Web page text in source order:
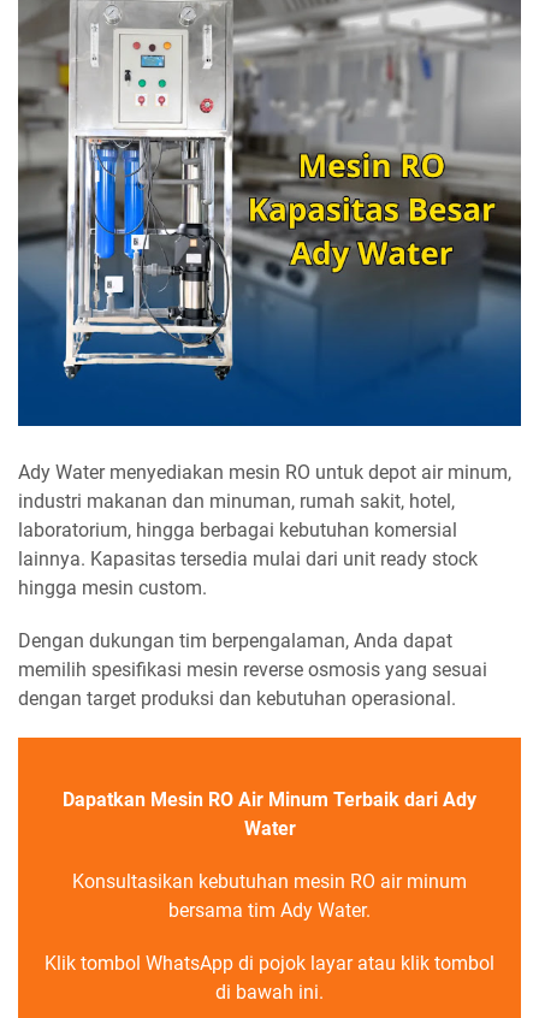
Ady Water menyediakan mesin RO untuk depot air minum,
industri makanan dan minuman, rumah sakit, hotel,
laboratorium, hingga berbagai kebutuhan komersial
lainnya. Kapasitas tersedia mulai dari unit ready stock
hingga mesin custom.
Dengan dukungan tim berpengalaman, Anda dapat
memilih spesifikasi mesin reverse osmosis yang sesuai
dengan target produksi dan kebutuhan operasional.
Dapatkan Mesin RO Air Minum Terbaik dari Ady
Water
Konsultasikan kebutuhan mesin RO air minum
bersama tim Ady Water.
Klik tombol WhatsApp di pojok layar atau klik tombol
di bawah ini.